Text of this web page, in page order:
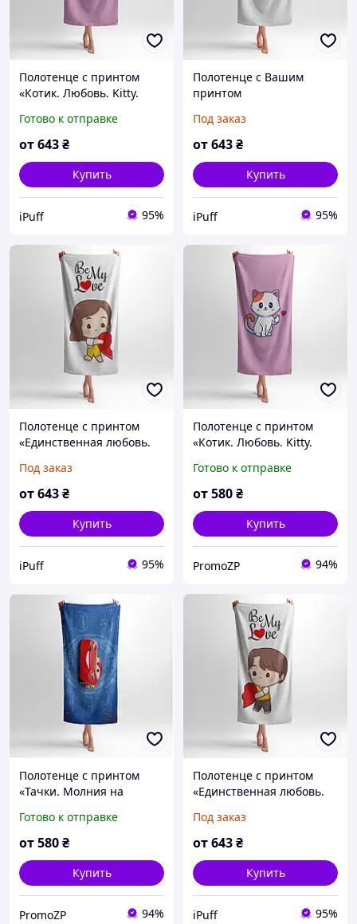
Полотенце с принтом
«Котик. Любовь. Kitty.
Готово к отправке
от643₴
Купить
iPuff 95%
Полотенце с Вашим
принтом
Под заказ
от643₴
Купить
iPuff 95%
Полотенце с принтом
«Единственная любовь.
Под заказ
от643₴
Купить
iPuff 95%
Полотенце с принтом
«Котик. Любовь. Kitty.
Готово к отправке
от580₴
Купить
PromoZP 94%
Полотенце с принтом
«Тачки. Молния на
Track»
Готово к отправке
от580₴
Купить
PromoZP 94%
Полотенце с принтом
«Единственная любовь.
Под заказ
от643₴
Купить
iPuff 95%